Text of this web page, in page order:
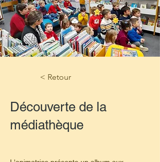
< Retour
Découverte de la
médiathèque